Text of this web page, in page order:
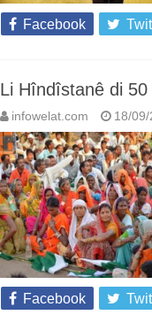
Facebook
Li Hîndîstanê di
infowelat.com 18/09/
Facebook